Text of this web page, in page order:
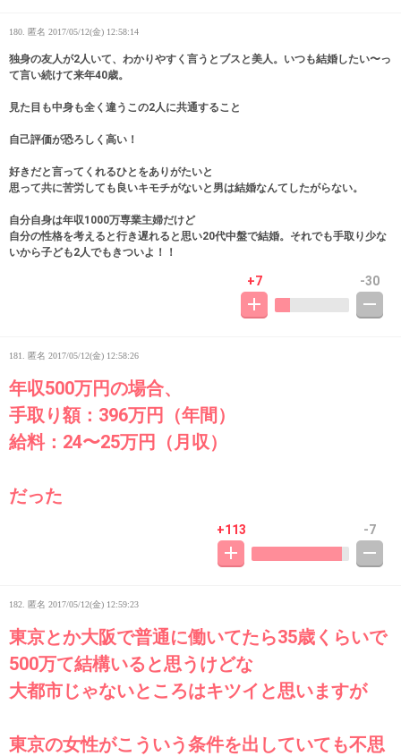
180. 匿名 2017/05/12(金) 12:58:14
独身の友人が2人いて、わかりやすく言うとブスと美人。いつも結婚したい〜っ
て言い続けて来年40歳。
見た目も中身も全く違うこの2人に共通すること
自己評価が恐ろしく高い！
好きだと言ってくれるひとをありがたいと
思って共に苦労しても良いキモチがないと男は結婚なんてしたがらない。
自分自身は年収1000万専業主婦だけど
自分の性格を考えると行き遅れると思い20代中盤で結婚。それでも手取り少な
いから子ども2人でもきついよ！！
+7 -30
181. 匿名 2017/05/12(金) 12:58:26
年収500万円の場合、
手取り額：396万円（年間）
給料：24〜25万円（月収）
だった
+113 -7
182. 匿名 2017/05/12(金) 12:59:23
東京とか大阪で普通に働いてたら35歳くらいで
500万て結構いると思うけどな
大都市じゃないところはキツイと思いますが
東京の女性がこういう条件を出していても不思